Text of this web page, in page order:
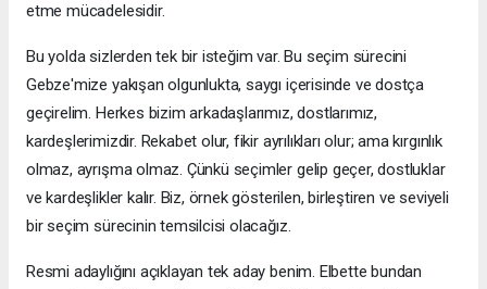
etme mücadelesidir.
Bu yolda sizlerden tek bir isteğim var. Bu seçim sürecini
Gebze'mize yakışan olgunlukta, saygı içerisinde ve dostça
geçirelim. Herkes bizim arkadaşlarımız, dostlarımız,
kardeşlerimizdir. Rekabet olur, fikir ayrılıkları olur; ama kırgınlık
olmaz, ayrışma olmaz. Çünkü seçimler gelip geçer, dostluklar
ve kardeşlikler kalır. Biz, örnek gösterilen, birleştiren ve seviyeli
bir seçim sürecinin temsilcisi olacağız.
Resmi adaylığını açıklayan tek aday benim. Elbette bundan